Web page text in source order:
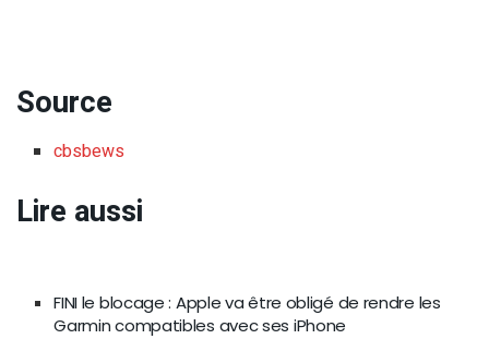
Source
cbsbews
Lire aussi
FINI le blocage : Apple va être obligé de rendre les
Garmin compatibles avec ses iPhone